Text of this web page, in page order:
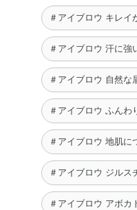
shiori
＃アイブロウ キレイ
＃アイブロウ 汗に強
＃アイブロウ 自然な
＃アイブロウ ふんわ
＃アイブロウ 地肌に
＃アイブロウ ジルス
＃アイブロウ アボカ